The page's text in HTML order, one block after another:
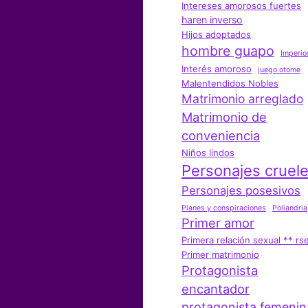
Intereses amorosos fuertes
haren inverso
Hijos adoptados
hombre guapo
Interés amoroso juego otome
Malentendidos Nobles
Matrimonio arreglado
Matrimonio de
conveniencia
Niños lindos
Personajes
Personajes posesivos
Planes y conspiraciones Poliandria
Primer amor
Primera relación sexual ** rse
Primer matrimonio
Protagonista
encantador